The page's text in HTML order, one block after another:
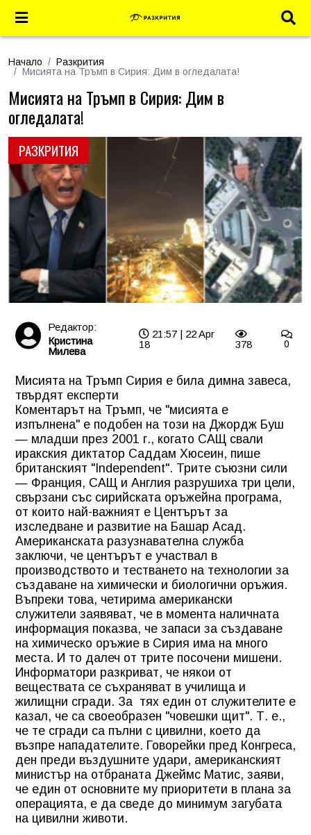
Начало
Разкрития
Мисията на Тръмп в Сирия: Дим в огледалата!
РАЗКРИТИЯ
Мисията на Тръмп в Сирия: Дим в
огледалата!
Редактор:
Кристина
Милева
21:57 | 22 Apr
18
378 0
Мисията на Тръмп Сирия е била димна завеса,
твърдят експерти
Коментарът на Тръмп, че "мисията е
изпълнена" е подобен на този на Джордж Буш
— младши през 2001 г., когато САЩ свали
иракския диктатор Саддам Хюсеин, пише
британският "Independent". Трите съюзни сили
— Франция, САЩ и Англия разрушиха три цели,
свързани със сирийската оръжейна програма,
от които най-важният е Центърът за
изследване и развитие на Башар Асад.
Американската разузнавателна служба
заключи, че центърът е участвал в
производството и тестването на технологии за
създаване на химически и биологични оръжия.
Въпреки това, четирима американски
служители заявяват, че в момента наличната
информация показва, че запаси за създаване
на химическо оръжие в Сирия има на много
места. И то далеч от трите посочени мишени.
Информатори разкриват, че някои от
веществата се съхраняват в училища и
жилищни сгради. За тях един от служителите е
казал, че са своеобразен "човешки щит". Т. е.,
че те сгради са пълни с цивилни, което да
възпре нападателите. Говорейки пред Конгреса,
ден преди въздушните удари, американският
министър на отбраната Джеймс Матис, заяви,
че един от основните му приоритети в плана за
операцията, е да сведе до минимум загубата
на цивилни животи.